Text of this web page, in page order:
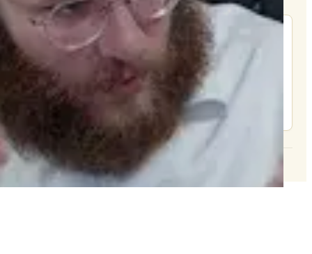
מצא אותנו בעוד מקומות